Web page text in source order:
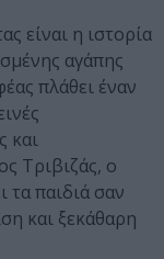
είναι η ιστορία
αγάπης
πλάθει έναν
και
Τριβιζάς, ο
τα παιδιά σαν
και ξεκάθαρη